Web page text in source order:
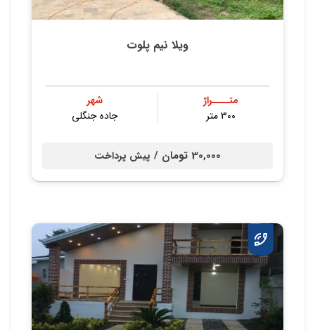
ویلا نیم پلوت
متــــراژ
300 متر
شهر
جاده جنگلی
30,000 تومان / پیش پرداخت